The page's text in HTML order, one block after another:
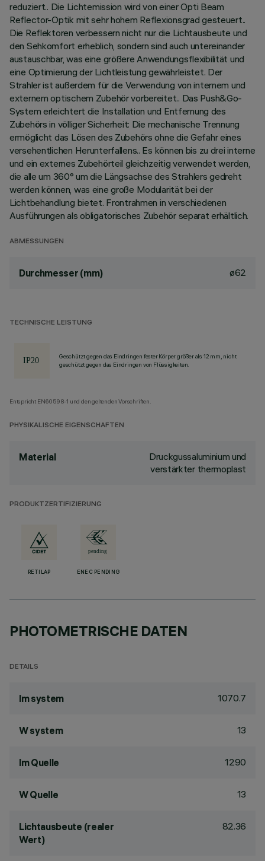
reduziert.. Die Lichtemission wird von einer Opti Beam
Reflector-Optik mit sehr hohem Reflexionsgrad gesteuert..
Die Reflektoren verbessern nicht nur die Lichtausbeute und
den Sehkomfort erheblich, sondern sind auch untereinander
austauschbar, was eine größere Anwendungsflexibilität und
eine Optimierung der Lichtleistung gewährleistet. Der
Strahler ist außerdem für die Verwendung von internem und
externem optischem Zubehör vorbereitet.. Das Push&Go-
System erleichtert die Installation und Entfernung des
Zubehörs in völliger Sicherheit: Die mechanische Trennung
ermöglicht das Lösen des Zubehörs ohne die Gefahr eines
versehentlichen Herunterfallens.. Es können bis zu drei interne
und ein externes Zubehörteil gleichzeitig verwendet werden,
die alle um 360° um die Längsachse des Strahlers gedreht
werden können, was eine große Modularität bei der
Lichtbehandlung bietet. Frontrahmen in verschiedenen
Ausführungen als obligatorisches Zubehör separat erhältlich.
ABMESSUNGEN
Durchmesser (mm) ø62
TECHNISCHE LEISTUNG
Geschützt gegen das Eindringen fester Körper größer als 12 mm, nicht
geschützt gegen das Eindringen von Flüssigkeiten.
Entspricht EN60598-1 und den geltenden Vorschriften.
PHYSIKALISCHE EIGENSCHAFTEN
Material
Druckgussaluminium und
verstärkter thermoplast
PRODUKTZERTIFIZIERUNG
RETILAP ENEC PENDING
PHOTOMETRISCHE DATEN
DETAILS
lm system 1070.7
W system 13
lm Quelle 1290
W Quelle 13
Lichtausbeute (realer
Wert)
82.36